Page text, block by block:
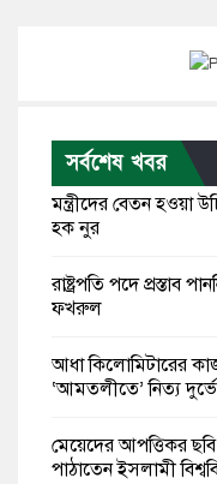
সর্বশেষ খবর
মন্ত্রীদের বেতন
হক নুর
রাষ্ট্রপতি পদে প্রস্তাব
ফখরুল
আধা কিলোমিটারের
‘আমতলীতে’ নিত্য
মেয়েদের আপত্তিকর
পাঠাতেন ইসলামী